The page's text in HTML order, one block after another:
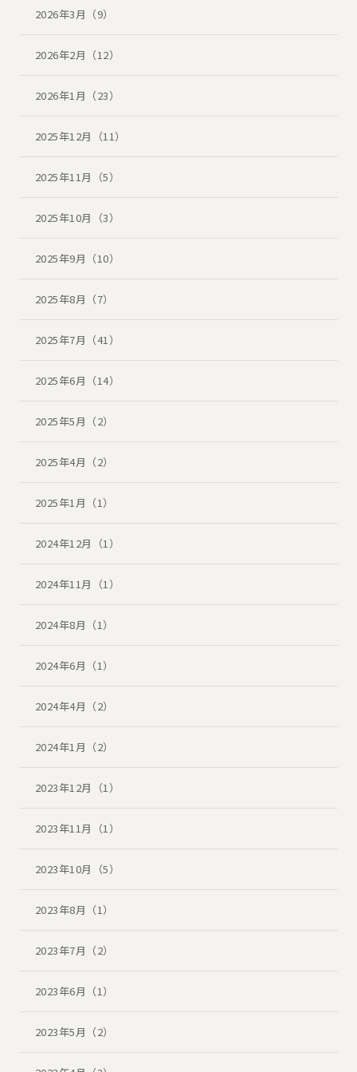
2026年3月（9）
2026年2月（12）
2026年1月（23）
2025年12月（11）
2025年11月（5）
2025年10月（3）
2025年9月（10）
2025年8月（7）
2025年7月（41）
2025年6月（14）
2025年5月（2）
2025年4月（2）
2025年1月（1）
2024年12月（1）
2024年11月（1）
2024年8月（1）
2024年6月（1）
2024年4月（2）
2024年1月（2）
2023年12月（1）
2023年11月（1）
2023年10月（5）
2023年8月（1）
2023年7月（2）
2023年6月（1）
2023年5月（2）